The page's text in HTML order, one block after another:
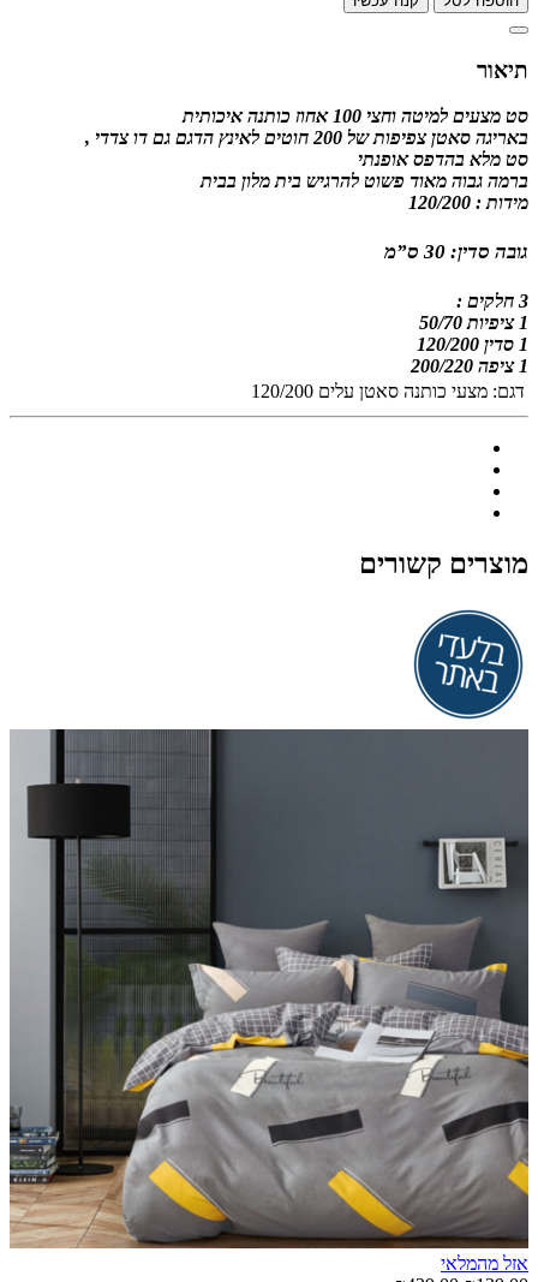
תיאור
סט מצעים למיטה וחצי 100 אחוז כותנה איכותית
באריגה סאטן צפיפות של 200 חוטים לאינץ הדגם גם דו צדדי ,
סט מלא בהדפס אופנתי
ברמה גבוה מאוד פשוט להרגיש בית מלון בבית
מידות : 120/200
גובה סדין: 30 ס”מ
3 חלקים :
1 ציפיות 50/70
1 סדין 120/200
1 ציפה 200/220
דגם: מצעי כותנה סאטן עלים 120/200
מוצרים קשורים
אזל מהמלאי